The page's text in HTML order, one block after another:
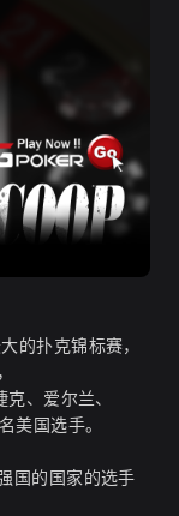
的扑克锦标赛，
、爱尔兰、
美国选手。
国的国家的选手